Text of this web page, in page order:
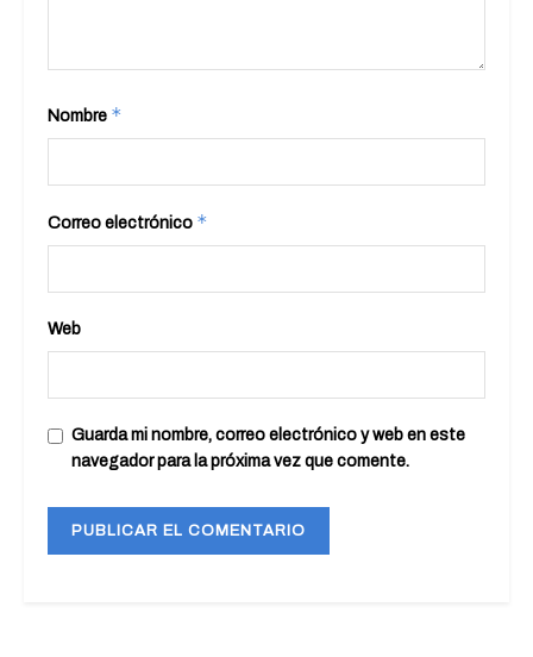
Nombre *
Correo electrónico *
Web
Guarda mi nombre, correo electrónico y web en este
navegador para la próxima vez que comente.